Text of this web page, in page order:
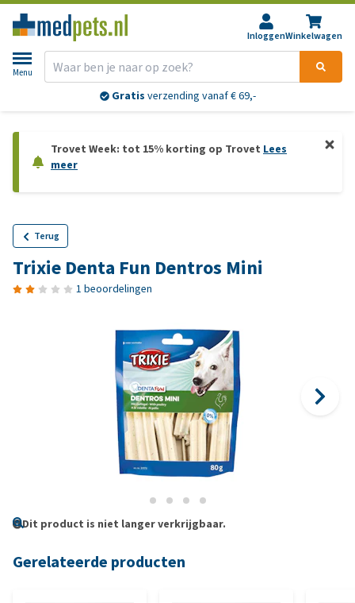
InloggenWinkelwagen
Menu
Gratis verzending vanaf € 69,-
Trovet Week: tot 15% korting op Trovet Lees
meer
Terug
Trixie Denta Fun Dentros Mini
1 beoordelingen
Dit product is niet langer verkrijgbaar.
Gerelateerde producten